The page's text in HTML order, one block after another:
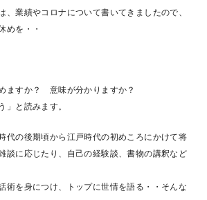
業績やコロナについて書いてきましたので、
めを・・
ますか？ 意味が分かりますか？
と読みます。
代の後期頃から江戸時代の初めころにかけて将
談に応じたり、自己の経験談、書物の講釈など
術を身につけ、トップに世情を語る・・そんな